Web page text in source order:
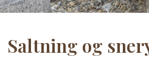
Saltning og